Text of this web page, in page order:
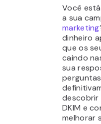
Você
a sua
marketing
dinheiro
que os
caindo
sua
descobrir
DKIM e
melhorar